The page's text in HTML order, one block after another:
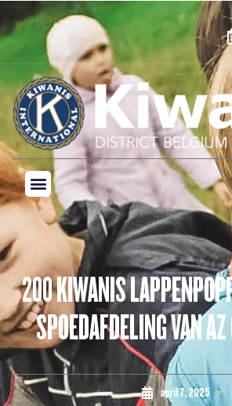
200 KIWANIS
SPOEDAFDELING VAN
april 7, 2025